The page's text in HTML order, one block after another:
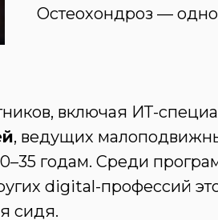
Остеохондроз —
включая ИТ-
, ведущих
годам. Среди
digital-профессий
сидя.